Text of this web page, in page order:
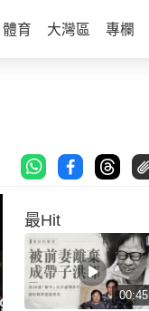
體育 大灣區 專欄
最Hit
00:45